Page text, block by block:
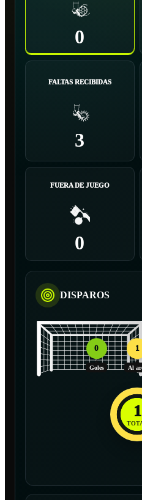
0
FALTAS RECIBIDAS
3
FUERA DE JUEGO
0
DISPAROS
0
Goles
1
Al
1